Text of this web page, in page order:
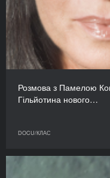
Розмова з Памелою
Гільйотина нового…
DOCU/КЛАС